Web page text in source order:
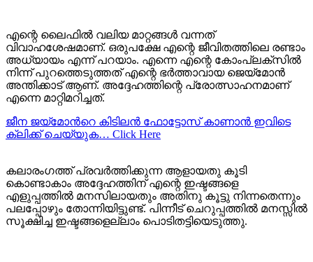
എന്റെ ലൈഫിൽ വലിയ മാറ്റങ്ങൾ വന്നത്
വിവാഹശേഷമാണ്. ഒരുപക്ഷേ എന്റെ ജീവിതത്തിലെ രണ്ടാം
അധ്യായം എന്ന് പറയാം. എന്നെ എന്റെ കോംപ്ലക്സിൽ
നിന്ന് പുറത്തെടുത്തത് എന്റെ ഭർത്താവായ ജെയ്മോൻ
അന്തിക്കാട് ആണ്. അദ്ദേഹത്തിന്റെ പ്രോത്സാഹനമാണ്
എന്നെ മാറ്റിമറിച്ചത്.
ജീന ജയ്മോന്‍റെ കിടിലന്‍ ഫോട്ടോസ് കാണാന്‍ ഇവിടെ
ക്ലിക്ക് ചെയ്യുക… Click Here
കലാരംഗത്ത് പ്രവർത്തിക്കുന്ന ആളായതു കൂടി
കൊണ്ടാകാം അദ്ദേഹത്തിന് എന്റെ ഇഷ്ടങ്ങളെ
എളുപ്പത്തിൽ മനസിലായതും അതിനു കൂട്ടു നിന്നതെന്നും
പലപ്പോഴും തോന്നിയിട്ടുണ്ട്. പിന്നീട് ചെറുപ്പത്തിൽ മനസ്സിൽ
സൂക്ഷിച്ച ഇഷ്ടങ്ങളെല്ലാം പൊടിതട്ടിയെടുത്തു.